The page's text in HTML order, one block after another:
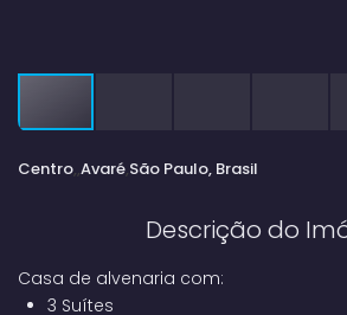
Centro Avaré São Paulo, Brasil
Descrição do
Casa de alvenaria com:
3 Suítes